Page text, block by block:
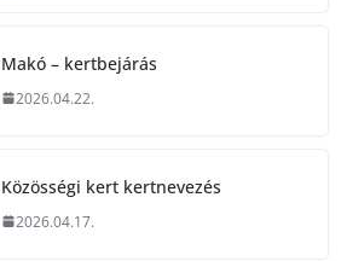
Makó – kertbejárás
2026.04.22.
Közösségi kert kertnevezés
2026.04.17.